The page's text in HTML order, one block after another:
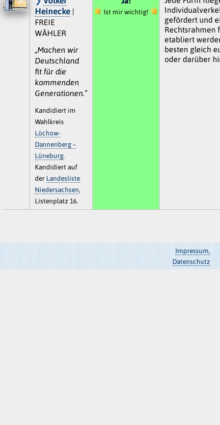
Heinecke|
FREIE
WÄHLER
„Machen wir
Deutschland
fit für die
kommenden
Generationen.“
Kandidiert im
Wahlkreis
Lüchow-
Dannenberg –
Lüneburg.
Kandidiert auf
der Landesliste
Niedersachsen,
Listenplatz 16.
Ist mir wichtig!
gefördert und
Rechtsrahmen
etabliert
besten gleich
oder darüber
Impressum,
Datenschutz